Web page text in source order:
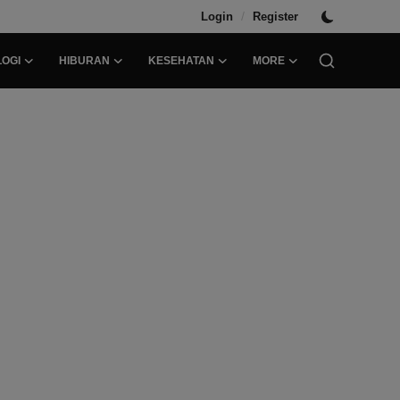
Login / Register
HIBURAN KESEHATAN MORE